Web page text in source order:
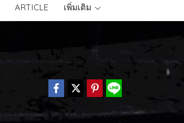
ARTICLE เพิ่มเติม